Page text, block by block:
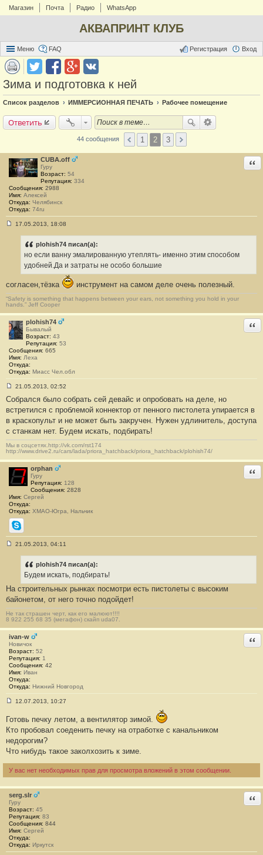
Магазин Почта Радио WhatsApp
АКВАПРИНТ КЛУБ
Меню FAQ Вход
Регистрация
Зима и подготовка к ней
Список разделов ИММЕРСИОННАЯ ПЕЧАТЬ Рабочее помещение
Ответить
44 сообщения 1 2 3
CUBA.off
Гуру
Возраст: 54
Репутация: 334
Сообщения: 2988
Имя: Алексей
Откуда: Челябинск
Откуда: 74ru
е
#
2
1
17.05.2013, 18:08
plohish74 писал(а):
но если ванну эмалированную утеплять- именно этим способом
удобней.Да и затраты не особо большие
согласен,тёзка инструмент на самом деле очень полезный.
“Safety is something that happens between your ears, not something you hold in your
hands.” Jeff Cooper
plohish74
Бывалый
Возраст: 43
Репутация: 53
Сообщения: 665
Имя: Леха
Откуда:
Откуда: Миасс Чел.обл
о
б
щ
н
и
е
#
2
2
21.05.2013, 02:52
Собрался было собрать сей девайс и опробовать на деле, но
встретился с проблемой коннектор от пенного пистолета упирается в
в краскопульт и не может быть закручен. Нужен удлинитель, доступа
с станкам нет. Будем искать, подбирать!
Мы в соцсетях.http://vk.com/rst174
http://www.drive2.ru/cars/lada/priora_hatchback/priora_hatchback/plohish74/
orphan
Гуру
Репутация: 128
Сообщения: 2828
Имя: Сергей
Откуда:
Откуда: ХМАО-Югра, Нальчик
Skype
н
и
#
2
3
21.05.2013, 04:11
plohish74 писал(а):
Будем искать, подбирать!
На строительных рынках посмотри есть пистолеты с высоким
байонетом, от него точно подойдет!
Не так страшен черт, как его малюют!!!!
8 922 255 68 35 (мегафон) скайп uda07.
ivan-w
Новичок
Возраст: 52
Репутация: 1
Сообщения: 42
Имя: Иван
Откуда:
Откуда: Нижний Новгород
о
б
е
н
е
#
2
12.07.2013, 10:27
Готовь печку летом, а вентилятор зимой.
Кто пробовал соеденить печку на отработке с канальником
недорогим?
Что нибудь такое заколхозить к зиме.
У вас нет необходимых прав для просмотра вложений в этом сообщении.
serg.slr
Гуру
Возраст: 45
Репутация: 83
Сообщения: 844
Имя: Сергей
Откуда:
Откуда: Иркутск